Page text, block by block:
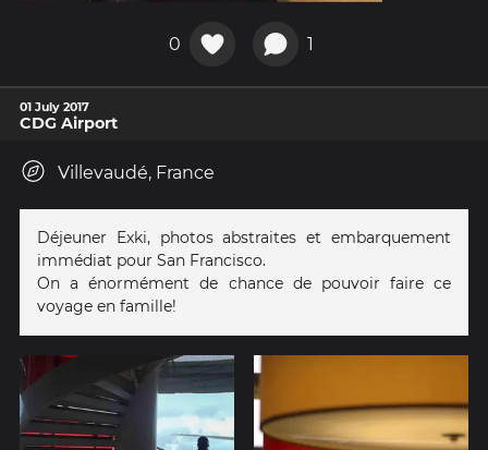
0 1
01 July 2017
CDG Airport
Villevaudé, France
Déjeuner Exki, photos abstraites et embarquement
immédiat pour San Francisco.
On a énormément de chance de pouvoir faire ce
voyage en famille!